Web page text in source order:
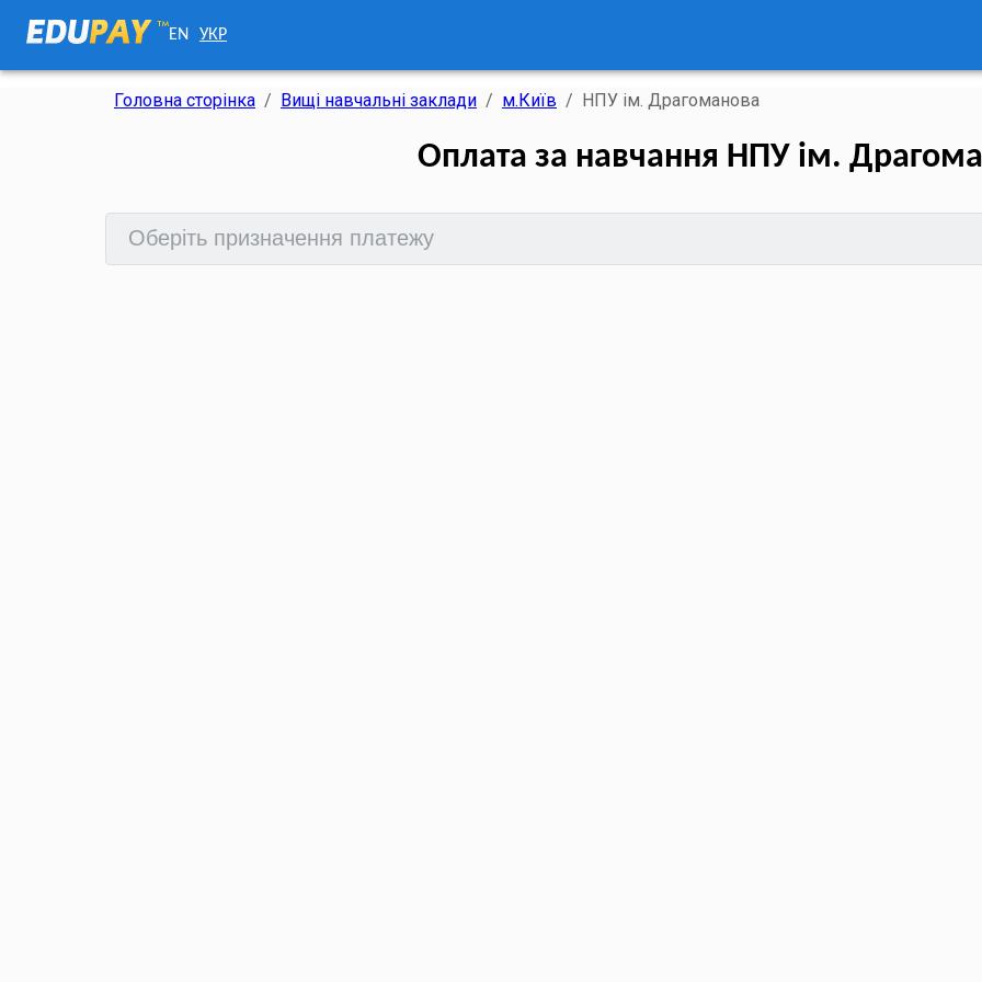
EN УКР
Головна сторінка / Вищі навчальні заклади / м.Київ / НПУ ім. Драгоманова
Оплата за навчання НПУ ім.